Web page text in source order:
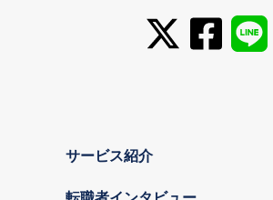
サービス紹介